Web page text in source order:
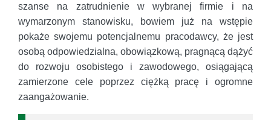
szanse na zatrudnienie w wybranej firmie i na
wymarzonym stanowisku, bowiem już na wstępie
pokaże swojemu potencjalnemu pracodawcy, że jest
osobą odpowiedzialna, obowiązkową, pragnącą dążyć
do rozwoju osobistego i zawodowego, osiągającą
zamierzone cele poprzez ciężką pracę i ogromne
zaangażowanie.